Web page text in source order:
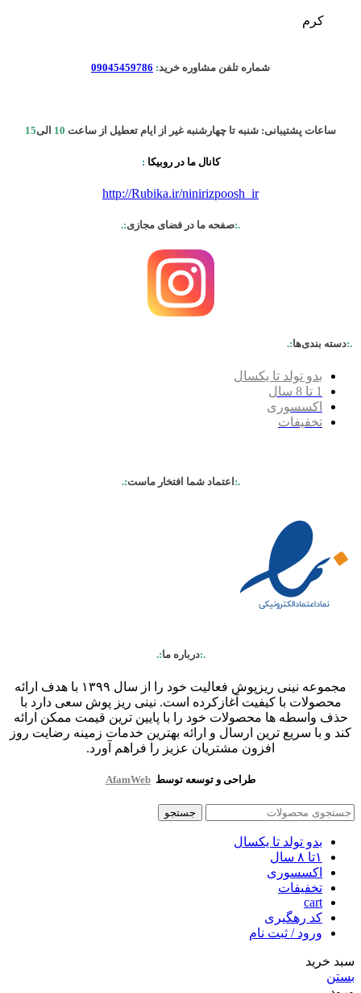
کرم
شماره تلفن مشاوره خرید:
09045459786
ساعات پشتیبانی: شنبه تا چهارشنبه غیر از ایام تعطیل از ساعت 10 الی15
کانال ما در روبیکا :
http://Rubika.ir/ninirizpoosh_ir
.:صفحه ما در فضای مجازی:.
.:دسته بندی‌ها:.
بدو تولد تا یکسال
1 تا 8 سال
اکسسوری
تخفیفات
.:اعتماد شما افتخار ماست:.
.:درباره ما:.
مجموعه نینی ریزپوش فعالیت خود را از سال ۱۳۹۹ با هدف ارائه
محصولات با کیفیت آغازکرده است. نینی ریز پوش سعی دارد با
حذف واسطه ها محصولات خود را با پایین ترین قیمت ممکن ارائه
کند و با سریع ترین ارسال و ارائه بهترین خدمات زمینه رضایت روز
افزون مشتریان عزیز را فراهم آورد.
طراحی و توسعه توسط AfamWeb
جستجو
بدو تولد تا یکسال
۱تا ۸ سال
اکسسوری
تخفیفات
cart
کد رهگیری
ورود / ثبت نام
سبد خرید
بستن